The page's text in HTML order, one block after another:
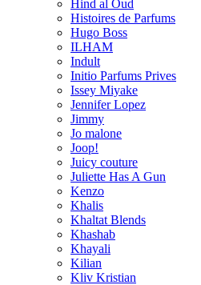
Hind al Oud
Histoires de Parfums
Hugo Boss
ILHAM
Indult
Initio Parfums Prives
Issey Miyake
Jennifer Lopez
Jimmy
Jo malone
Joop!
Juicy couture
Juliette Has A Gun
Kenzo
Khalis
Khaltat Blends
Khashab
Khayali
Kilian
Kliv Kristian